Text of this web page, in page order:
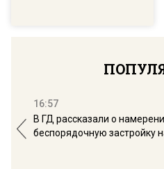
16:57
В ГД рассказали о
беспорядочную застройку